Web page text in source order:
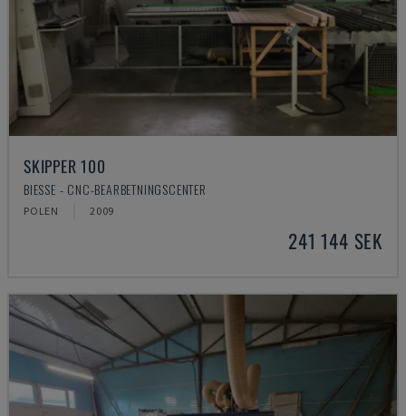
SKIPPER 100
BIESSE - CNC-BEARBETNINGSCENTER
POLEN 2009
241 144 SEK